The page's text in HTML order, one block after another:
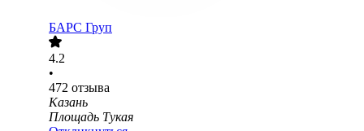
БАРС Груп
4.2
•
472 отзыва
Казань
Площадь Тукая